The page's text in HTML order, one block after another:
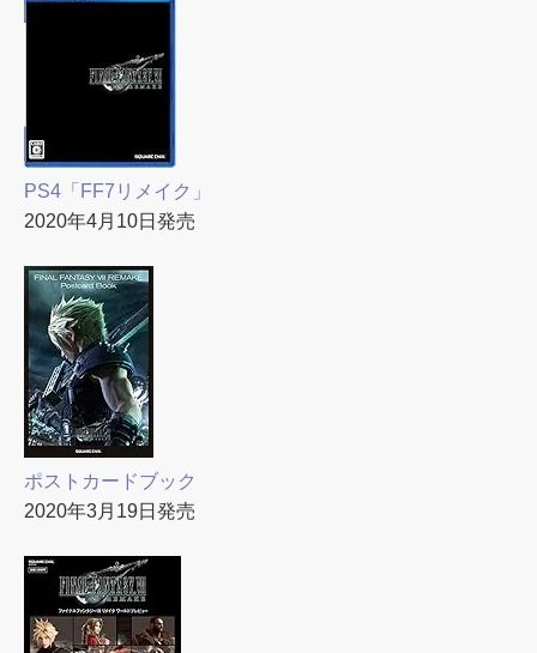
PS4「FF7リメイク」
2020年4月10日発売
ポストカードブック
2020年3月19日発売